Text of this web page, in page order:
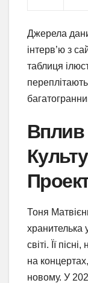
Джерела
інтерв’ю з
таблиця
Вплив
Тоня
хранителька
світі. Її
на
новому. У